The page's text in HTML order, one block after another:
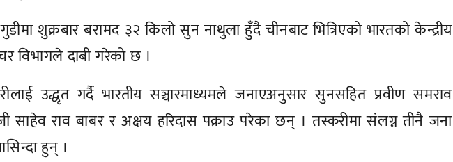
शुक्रबार बरामद ३२ किलो सुन नाथुला हुँदै चीनबाट भित्रिएको भारतको केन्द्रीय
विभागले दाबी गरेको छ ।
उद्धृत गर्दै भारतीय सञ्चारमाध्यमले जनाएअनुसार सुनसहित प्रवीण समराव
साहेव राव बाबर र अक्षय हरिदास पक्राउ परेका छन् । तस्करीमा संलग्न तीनै जना
हुन् ।